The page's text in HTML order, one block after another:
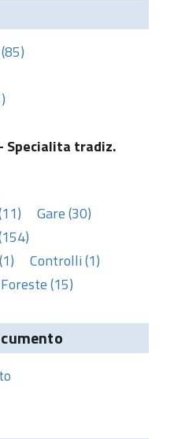
Specialita tradiz.
Gare (30)
Controlli (1)
Foreste (15)